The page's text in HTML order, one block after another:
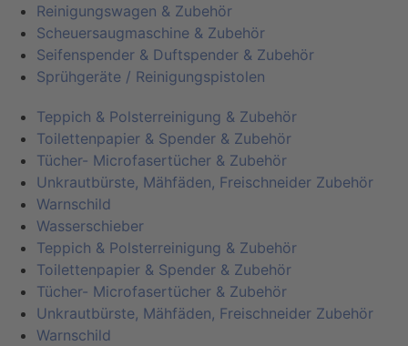
Reinigungswagen & Zubehör
Scheuersaugmaschine & Zubehör
Seifenspender & Duftspender & Zubehör
Sprühgeräte / Reinigungspistolen
Teppich & Polsterreinigung & Zubehör
Toilettenpapier & Spender & Zubehör
Tücher- Microfasertücher & Zubehör
Unkrautbürste, Mähfäden, Freischneider Zubehör
Warnschild
Wasserschieber
Teppich & Polsterreinigung & Zubehör
Toilettenpapier & Spender & Zubehör
Tücher- Microfasertücher & Zubehör
Unkrautbürste, Mähfäden, Freischneider Zubehör
Warnschild